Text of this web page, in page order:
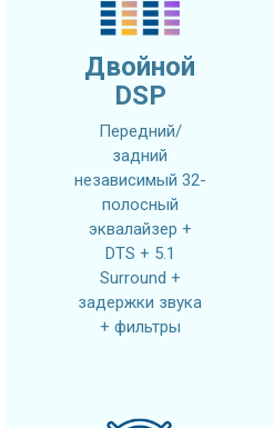
Двойной
DSP
Передний/
задний
независимый 32-
полосный
эквалайзер +
DTS + 5.1
Surround +
задержки звука
+ фильтры